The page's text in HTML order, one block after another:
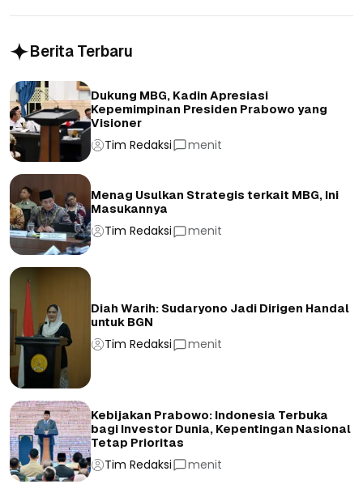
Berita Terbaru
Dukung MBG, Kadin Apresiasi
Kepemimpinan Presiden Prabowo yang
Visioner
Tim Redaksi menit
Menag Usulkan Strategis terkait MBG, Ini
Masukannya
Tim Redaksi menit
Diah Warih: Sudaryono Jadi Dirigen Handal
untuk BGN
Tim Redaksi menit
Kebijakan Prabowo: Indonesia Terbuka
bagi Investor Dunia, Kepentingan Nasional
Tetap Prioritas
Tim Redaksi menit